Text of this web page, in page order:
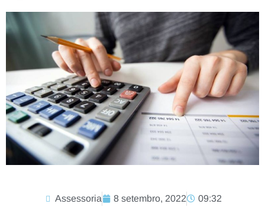
Assessoria 8 setembro, 2022 09:32